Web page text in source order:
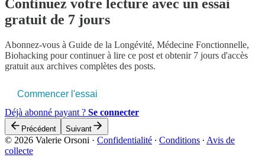
Continuez votre lecture avec un essai
gratuit de 7 jours
Abonnez-vous à Guide de la Longévité, Médecine Fonctionnelle,
Biohacking pour continuer à lire ce post et obtenir 7 jours d'accès
gratuit aux archives complètes des posts.
Commencer l'essai
Déjà abonné payant ? Se connecter
Précédent Suivant
© 2026 Valerie Orsoni · Confidentialité ∙ Conditions ∙ Avis de
collecte